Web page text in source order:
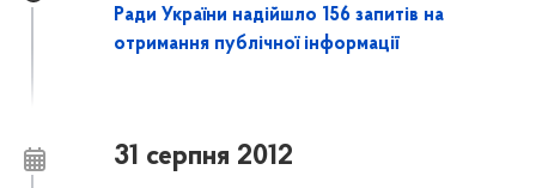
Ради України надійшло 156 запитів на
отримання публічної інформації
31 серпня 2012